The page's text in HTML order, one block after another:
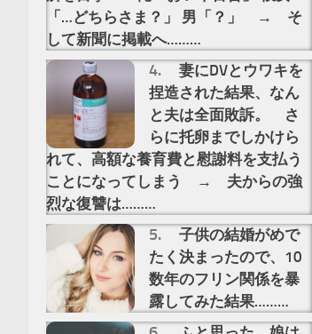
「…どちらさま？」 男「？」 → そ
して新聞に掲載へ………
妻にDVとウワキを
捏造された結果、なん
と夫は全面敗訴。 さ
らに托卵までしかけら
れて、高額な養育費と慰謝料を支払う
ことになってしまう → 夫からの強
烈な復讐は………
子供の結婚がめで
たく決まったので、10
数年のフリン関係を暴
露してみた結果………